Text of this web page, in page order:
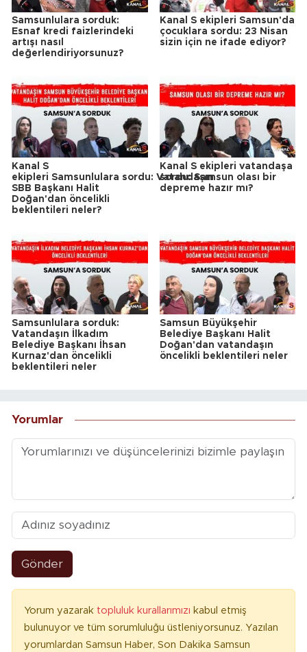
Samsunlulara sorduk:
Esnaf kredi faizlerindeki
artışı nasıl
değerlendiriyorsunuz?
Kanal S ekipleri Samsun'da
çocuklara sordu: 23 Nisan
sizin için ne ifade ediyor?
Kanal S
ekipleri Samsunlulara sordu: Vatandaşın
SBB Başkanı Halit
Doğan'dan öncelikli
beklentileri neler?
Kanal S ekipleri vatandaşa
sordu: Samsun olası bir
depreme hazır mı?
Samsunlulara sorduk:
Vatandaşın İlkadım
Belediye Başkanı İhsan
Kurnaz'dan öncelikli
beklentileri neler
Samsun Büyükşehir
Belediye Başkanı Halit
Doğan'dan vatandaşın
öncelikli beklentileri neler
Yorumlar
Gönder
Yorum yazarak topluluk kurallarımızı kabul etmiş
bulunuyor ve tüm sorumluluğu üstleniyorsunuz. Yazılan
yorumlardan Samsun Haber, Son Dakika Samsun